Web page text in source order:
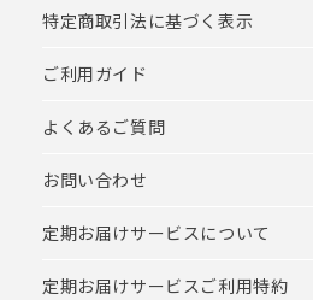
特定商取引法に基づく表示
ご利用ガイド
よくあるご質問
お問い合わせ
定期お届けサービスについて
定期お届けサービスご利用特約